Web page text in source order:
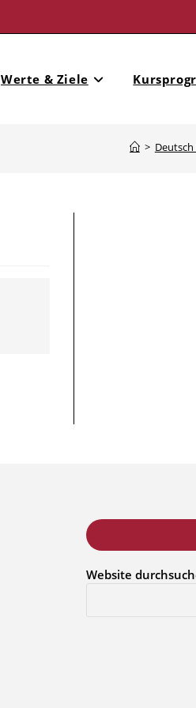
Werte & Ziele
>
Website